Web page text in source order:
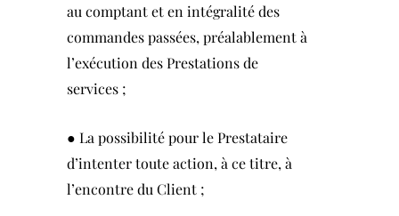
au comptant et en intégralité des
commandes passées, préalablement à
l’exécution des Prestations de
services ;
● La possibilité pour le Prestataire
d’intenter toute action, à ce titre, à
l’encontre du Client ;